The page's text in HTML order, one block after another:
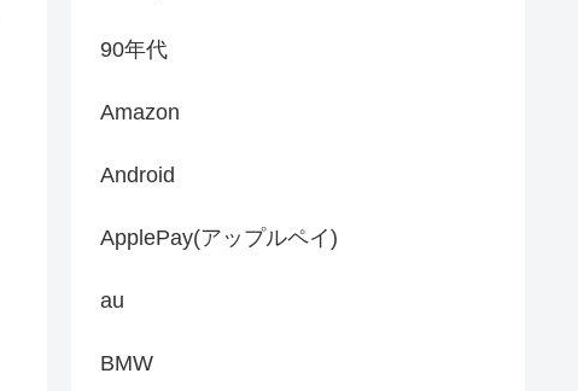
90年代
Amazon
Android
ApplePay(アップルペイ)
au
BMW